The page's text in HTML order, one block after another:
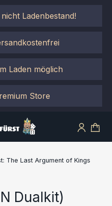
Ladenbestand!
Laden möglich
Store
The Last Argument of Kings
Dualkit)